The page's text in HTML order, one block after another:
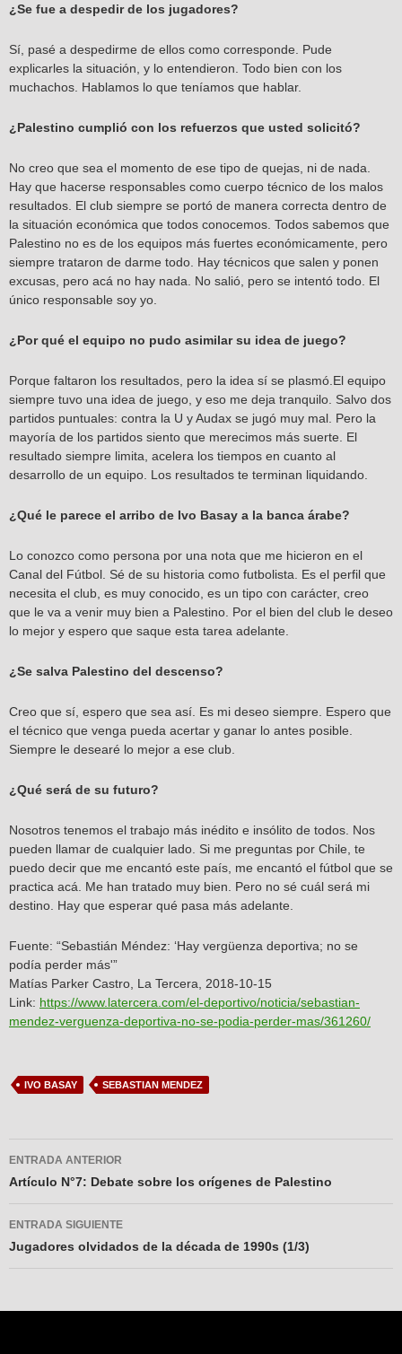
¿Se fue a despedir de los jugadores?
Sí, pasé a despedirme de ellos como corresponde. Pude
explicarles la situación, y lo entendieron. Todo bien con los
muchachos. Hablamos lo que teníamos que hablar.
¿Palestino cumplió con los refuerzos que usted solicitó?
No creo que sea el momento de ese tipo de quejas, ni de nada.
Hay que hacerse responsables como cuerpo técnico de los malos
resultados. El club siempre se portó de manera correcta dentro de
la situación económica que todos conocemos. Todos sabemos que
Palestino no es de los equipos más fuertes económicamente, pero
siempre trataron de darme todo. Hay técnicos que salen y ponen
excusas, pero acá no hay nada. No salió, pero se intentó todo. El
único responsable soy yo.
¿Por qué el equipo no pudo asimilar su idea de juego?
Porque faltaron los resultados, pero la idea sí se plasmó.El equipo
siempre tuvo una idea de juego, y eso me deja tranquilo. Salvo dos
partidos puntuales: contra la U y Audax se jugó muy mal. Pero la
mayoría de los partidos siento que merecimos más suerte. El
resultado siempre limita, acelera los tiempos en cuanto al
desarrollo de un equipo. Los resultados te terminan liquidando.
¿Qué le parece el arribo de Ivo Basay a la banca árabe?
Lo conozco como persona por una nota que me hicieron en el
Canal del Fútbol. Sé de su historia como futbolista. Es el perfil que
necesita el club, es muy conocido, es un tipo con carácter, creo
que le va a venir muy bien a Palestino. Por el bien del club le deseo
lo mejor y espero que saque esta tarea adelante.
¿Se salva Palestino del descenso?
Creo que sí, espero que sea así. Es mi deseo siempre. Espero que
el técnico que venga pueda acertar y ganar lo antes posible.
Siempre le desearé lo mejor a ese club.
¿Qué será de su futuro?
Nosotros tenemos el trabajo más inédito e insólito de todos. Nos
pueden llamar de cualquier lado. Si me preguntas por Chile, te
puedo decir que me encantó este país, me encantó el fútbol que se
practica acá. Me han tratado muy bien. Pero no sé cuál será mi
destino. Hay que esperar qué pasa más adelante.
Fuente: “Sebastián Méndez: ‘Hay vergüenza deportiva; no se
podía perder más'”
Matías Parker Castro, La Tercera, 2018-10-15
Link: https://www.latercera.com/el-deportivo/noticia/sebastian-
mendez-verguenza-deportiva-no-se-podia-perder-mas/361260/
IVO BASAY SEBASTIAN MENDEZ
Navegador
de
entradas
ENTRADA ANTERIOR
Artículo N°7: Debate sobre los orígenes de Palestino
ENTRADA SIGUIENTE
Jugadores olvidados de la década de 1990s (1/3)